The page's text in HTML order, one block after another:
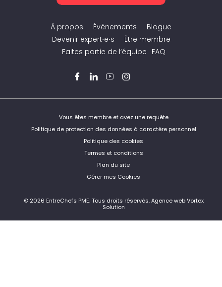
À propos Évènements
Blogue
Devenir expert∙e∙s
Être membre
Faites partie de l’équipe FAQ
FacebookLinkedInYouTubeInstagram
© 2026 EntreChefs PME.Tous droits réservés. Agence web Vortex
Solution
Vous êtes membre et avez une requête
Politique de protection des données à caractère personnel
Politique des cookies
Termes et conditions
Plan du site
Gérer mes Cookies